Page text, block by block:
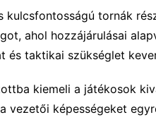
kulcsfontosságú tornák
ahol hozzájárulásai
és taktikai szükséglet
kiemeli a játékosok
vezetői képességeket